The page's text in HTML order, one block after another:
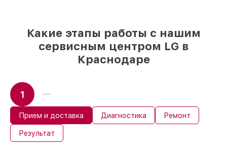
Какие этапы работы с нашим
сервисным центром LG в
Краснодаре
1
Прием и доставка Диагностика Ремонт
Результат